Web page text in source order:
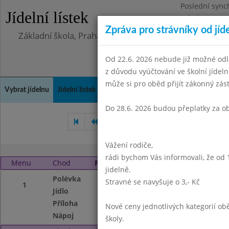
Jídelní lístek
Poslední
Středa
Základní škola, Praha 4, Na Líše 16
Vybrat jídelnu Jídelní lístek Kontakty a informace
Menu Chod Pondělí 4. 9. 2000
1
Polévka
Drožďová
Jídlo
Příloha
kyselá okurka
Nápoj
Zpráva pro strávníky od
Od 22.6. 2026 nebude již možné
z důvodu vyúčtování ve školní
může si pro oběd přijít zákonný
Do 28.6. 2026 budou přeplatky za
Vážení rodiče,
rádi bychom Vás informovali, že od
jidelně.
Stravné se navyšuje o 3,- Kč
Nové ceny jednotlivých kategorií
školy.